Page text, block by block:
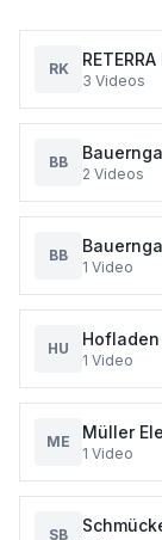
RK
3 Videos
BB
2 Videos
BB
1 Video
HU
1 Video
ME Müller
1 Video
SB